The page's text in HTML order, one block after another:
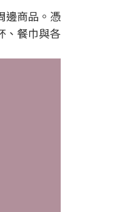
邊商品。憑
、餐巾與各